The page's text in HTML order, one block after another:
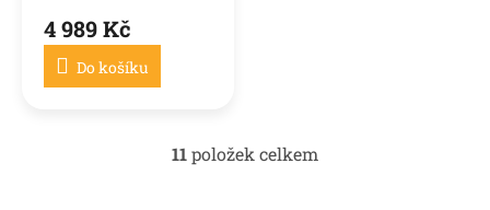
4 989 Kč
Do košíku
O
11položek celkem